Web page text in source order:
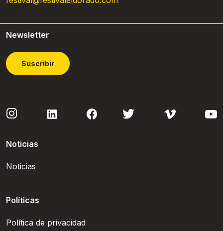
Newsletter
Suscribir
Noticias
Noticias
Políticas
Política de privacidad